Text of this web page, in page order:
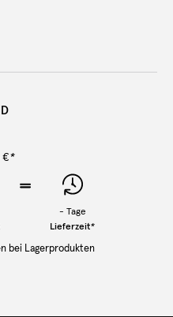
€*
- Tage
Lieferzeit*
bei Lagerprodukten